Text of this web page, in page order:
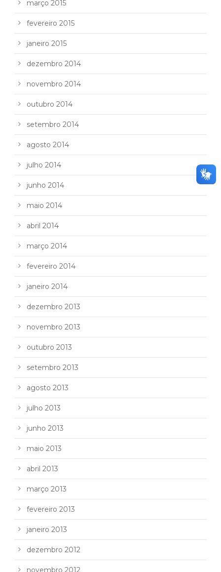
março 2015
fevereiro 2015
janeiro 2015
dezembro 2014
novembro 2014
outubro 2014
setembro 2014
agosto 2014
julho 2014
junho 2014
maio 2014
abril 2014
março 2014
fevereiro 2014
janeiro 2014
dezembro 2013
novembro 2013
outubro 2013
setembro 2013
agosto 2013
julho 2013
junho 2013
maio 2013
abril 2013
março 2013
fevereiro 2013
janeiro 2013
dezembro 2012
novembro 2012